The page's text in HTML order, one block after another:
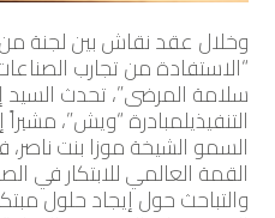
وخلال عقد نقاش بين لجنة
“الاستفادة من تجارب
سلامة المرضى”، تحدث السيد
التنفيذيلمبادرة “ويش”،
السمو الشيخة موزا بنت
القمة العالمي للابتكار في
والتباحث حول إيجاد حلول